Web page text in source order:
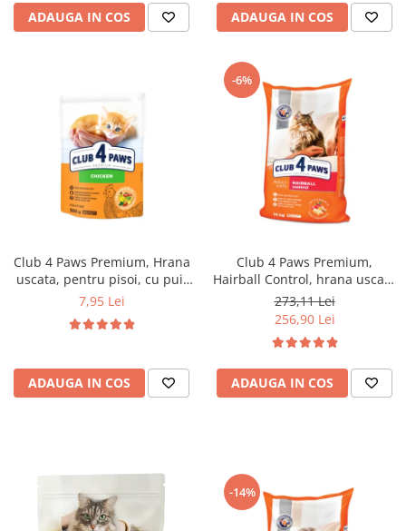
ADAUGA IN COS ADAUGA IN COS
Club 4 Paws Premium, Hrana
uscata, pentru pisoi, cu pui,
300g
7,95 Lei
ADAUGA IN COS
-6%
Club 4 Paws Premium,
Hairball Control, hrana uscata
pisici adulte, 14kg
273,11 Lei
256,90 Lei
ADAUGA IN COS
-14%